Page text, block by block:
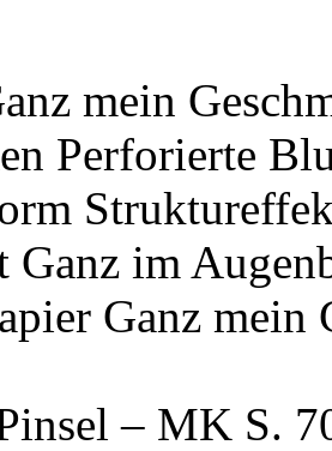
mein
Perforierte
Ganz im
Ganz mein
– MK S.